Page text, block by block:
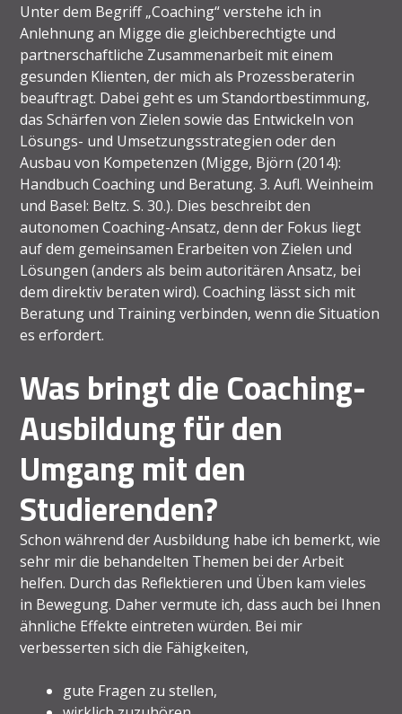
Unter dem Begriff „Coaching“ verstehe ich in
Anlehnung an Migge die gleichberechtigte und
partnerschaftliche Zusammenarbeit mit einem
gesunden Klienten, der mich als Prozessberaterin
beauftragt. Dabei geht es um Standortbestimmung,
das Schärfen von Zielen sowie das Entwickeln von
Lösungs- und Umsetzungsstrategien oder den
Ausbau von Kompetenzen (Migge, Björn (2014):
Handbuch Coaching und Beratung. 3. Aufl. Weinheim
und Basel: Beltz. S. 30.). Dies beschreibt den
autonomen Coaching-Ansatz, denn der Fokus liegt
auf dem gemeinsamen Erarbeiten von Zielen und
Lösungen (anders als beim autoritären Ansatz, bei
dem direktiv beraten wird). Coaching lässt sich mit
Beratung und Training verbinden, wenn die Situation
es erfordert.
Was bringt die Coaching-
Ausbildung für den
Umgang mit den
Studierenden?
Schon während der Ausbildung habe ich bemerkt, wie
sehr mir die behandelten Themen bei der Arbeit
helfen. Durch das Reflektieren und Üben kam vieles
in Bewegung. Daher vermute ich, dass auch bei Ihnen
ähnliche Effekte eintreten würden. Bei mir
verbesserten sich die Fähigkeiten,
gute Fragen zu stellen,